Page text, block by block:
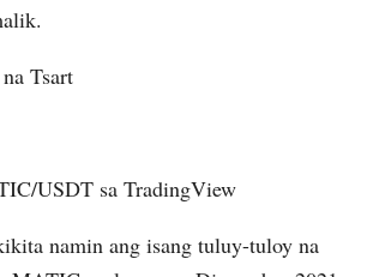
Tsart
USDT sa TradingView
namin ang isang tuluy-tuloy na